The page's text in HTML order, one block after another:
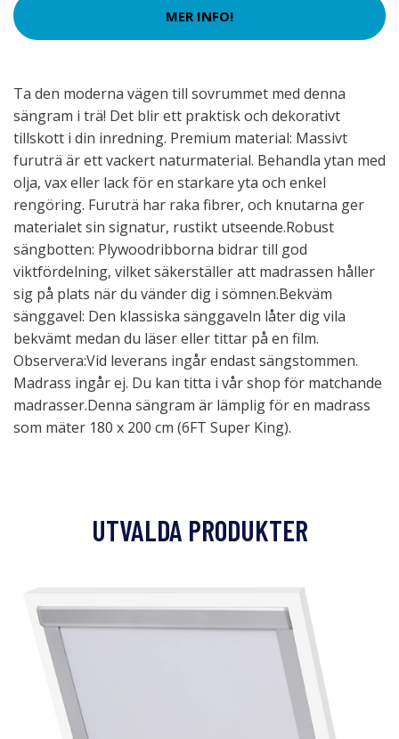
MER INFO!
Ta den moderna vägen till sovrummet med denna
sängram i trä! Det blir ett praktisk och dekorativt
tillskott i din inredning. Premium material: Massivt
furuträ är ett vackert naturmaterial. Behandla ytan med
olja, vax eller lack för en starkare yta och enkel
rengöring. Furuträ har raka fibrer, och knutarna ger
materialet sin signatur, rustikt utseende.Robust
sängbotten: Plywoodribborna bidrar till god
viktfördelning, vilket säkerställer att madrassen håller
sig på plats när du vänder dig i sömnen.Bekväm
sänggavel: Den klassiska sänggaveln låter dig vila
bekvämt medan du läser eller tittar på en film.
Observera:Vid leverans ingår endast sängstommen.
Madrass ingår ej. Du kan titta i vår shop för matchande
madrasser.Denna sängram är lämplig för en madrass
som mäter 180 x 200 cm (6FT Super King).
UTVALDA PRODUKTER